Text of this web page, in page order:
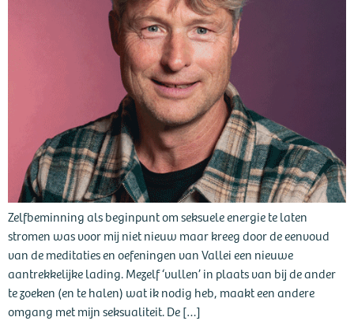
Zelfbeminning als beginpunt om seksuele energie te laten
stromen was voor mij niet nieuw maar kreeg door de eenvoud
van de meditaties en oefeningen van Vallei een nieuwe
aantrekkelijke lading. Mezelf ‘vullen’ in plaats van bij de ander
te zoeken (en te halen) wat ik nodig heb, maakt een andere
omgang met mijn seksualiteit. De […]